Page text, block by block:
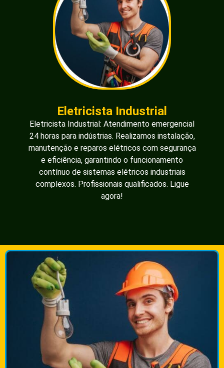
Eletricista Industrial
Eletricista Industrial: Atendimento emergencial
24 horas para indústrias. Realizamos instalação,
manutenção e reparos elétricos com segurança
e eficiência, garantindo o funcionamento
contínuo de sistemas elétricos industriais
complexos. Profissionais qualificados. Ligue
agora!